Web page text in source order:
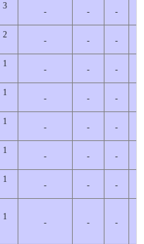
3
- - -
2
- - -
1
- - -
1
- - -
1
- - -
1
- - -
1
- - -
1
- - -